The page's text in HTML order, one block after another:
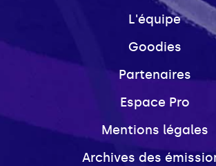
L'équipe
Goodies
Partenaires
Espace Pro
Mentions légales
Archives des